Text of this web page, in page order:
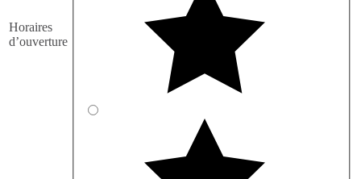
Horaires
d’ouverture